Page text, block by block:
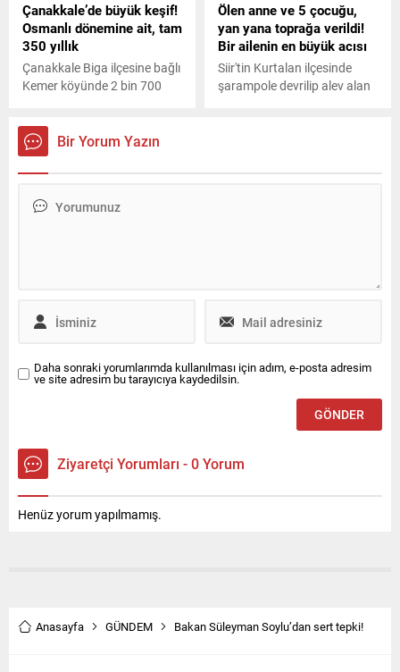
Çanakkale’de büyük keşif!
Osmanlı dönemine ait, tam
350 yıllık
Çanakkale Biga ilçesine bağlı
Kemer köyünde 2 bin 700
döneminde önemli bir liman
kenti konumunda olan
Parion Antik Kenti’nde kazı
kazı ekibi tarafından
Ölen anne ve 5 çocuğu,
yan yana toprağa verildi!
Bir ailenin en büyük acısı
Siir'tin Kurtalan ilçesinde
şarampole devrilip alev alan
gözyaşlarıyla yan yana
Bir Yorum Yazın
Daha sonraki yorumlarımda kullanılması için adım, e-posta adresim
ve site adresim bu tarayıcıya kaydedilsin.
Ziyaretçi Yorumları - 0 Yorum
Henüz yorum yapılmamış.
Anasayfa GÜNDEM Bakan Süleyman Soylu’dan sert tepki!